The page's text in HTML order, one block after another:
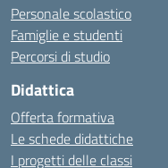
Personale scolastico
Famiglie e studenti
Percorsi di studio
Didattica
Offerta formativa
Le schede didattiche
I progetti delle classi